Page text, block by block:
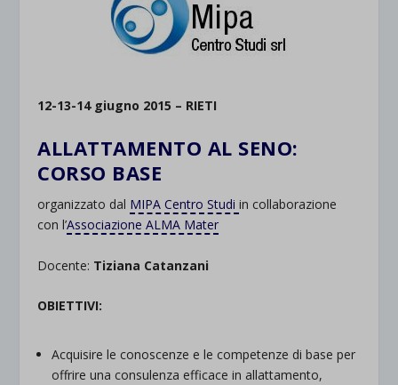
12-13-14 giugno 2015 – RIETI
ALLATTAMENTO AL SENO:
CORSO BASE
organizzato dal MIPA Centro Studiin collaborazione
con l’Associazione ALMA Mater
Docente: Tiziana Catanzani
OBIETTIVI:
Acquisire le conoscenze e le competenze di base per
offrire una consulenza efficace in allattamento,